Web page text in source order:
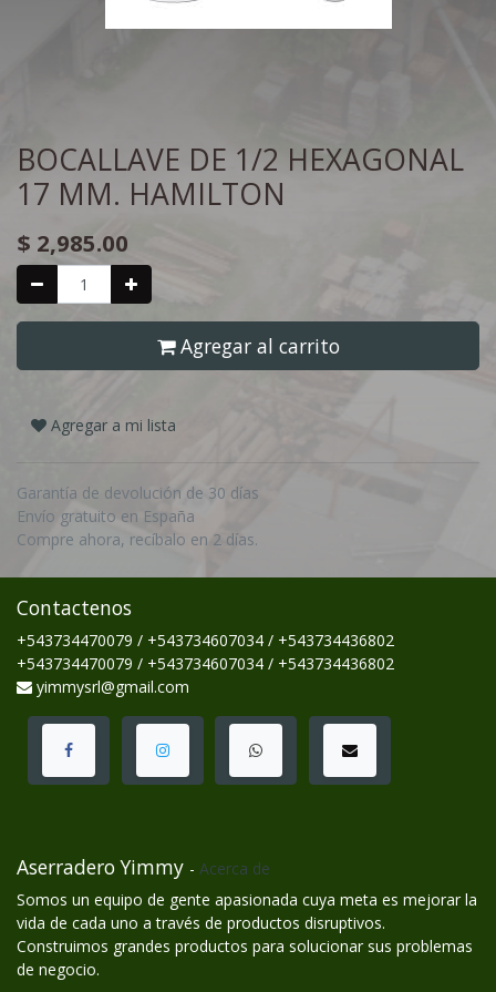
BOCALLAVE DE 1/2 HEXAGONAL
17 MM. HAMILTON
$ 2,985.00
Agregar al carrito
Agregar a mi lista
Garantía de devolución de 30 días
Envío gratuito en España
Compre ahora, recíbalo en 2 días.
Contactenos
+543734470079 / +543734607034 / +543734436802
+543734470079 / +543734607034 / +543734436802
yimmysrl@gmail.com
Aserradero Yimmy - Acerca de
Somos un equipo de gente apasionada cuya meta es mejorar la
vida de cada uno a través de productos disruptivos.
Construimos grandes productos para solucionar sus problemas
de negocio.